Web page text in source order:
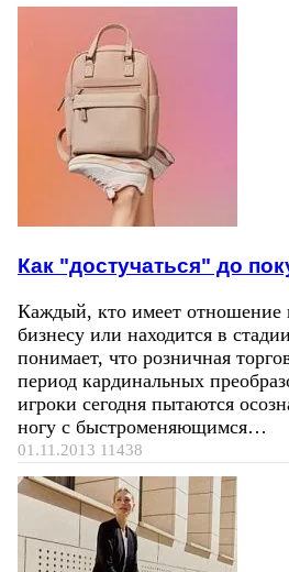
Как "достучаться" до
Каждый, кто имеет отношение
бизнесу или находится в
понимает, что розничная
период кардинальных
игроки сегодня пытаются
ногу с быстроменяющимся…
01.11.2013 11438